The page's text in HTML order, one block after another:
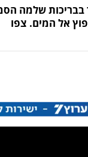
בבריכות שלמה